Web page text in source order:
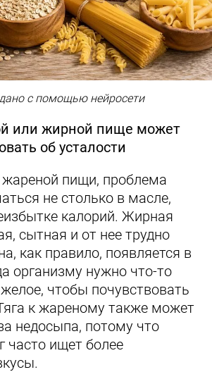
с помощью нейросети
или жирной пище может
об усталости
жареной пищи, проблема
не столько в масле,
калорий. Жирная
сытная и от нее трудно
как правило, появляется в
организму нужно что-то
чтобы почувствовать
к жареному также может
недосыпа, потому что
часто ищет более